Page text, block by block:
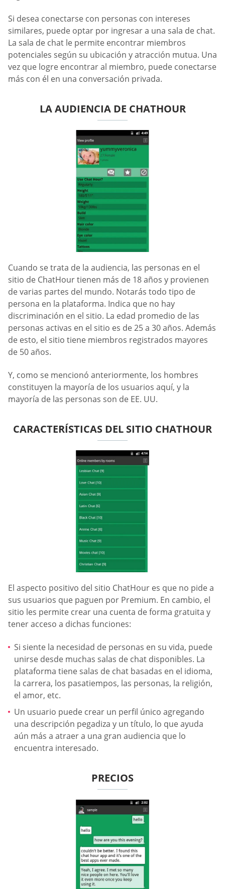
Si desea conectarse con personas con intereses
similares, puede optar por ingresar a una sala de chat.
La sala de chat le permite encontrar miembros
potenciales según su ubicación y atracción mutua. Una
vez que logre encontrar al miembro, puede conectarse
más con él en una conversación privada.
LA AUDIENCIA DE CHATHOUR
Cuando se trata de la audiencia, las personas en el
sitio de ChatHour tienen más de 18 años y provienen
de varias partes del mundo. Notarás todo tipo de
persona en la plataforma. Indica que no hay
discriminación en el sitio. La edad promedio de las
personas activas en el sitio es de 25 a 30 años. Además
de esto, el sitio tiene miembros registrados mayores
de 50 años.
Y, como se mencionó anteriormente, los hombres
constituyen la mayoría de los usuarios aquí, y la
mayoría de las personas son de EE. UU.
CARACTERÍSTICAS DEL SITIO CHATHOUR
El aspecto positivo del sitio ChatHour es que no pide a
sus usuarios que paguen por Premium. En cambio, el
sitio les permite crear una cuenta de forma gratuita y
tener acceso a dichas funciones:
Si siente la necesidad de personas en su vida, puede
unirse desde muchas salas de chat disponibles. La
plataforma tiene salas de chat basadas en el idioma,
la carrera, los pasatiempos, las personas, la religión,
el amor, etc.
Un usuario puede crear un perfil único agregando
una descripción pegadiza y un título, lo que ayuda
aún más a atraer a una gran audiencia que lo
encuentra interesado.
PRECIOS